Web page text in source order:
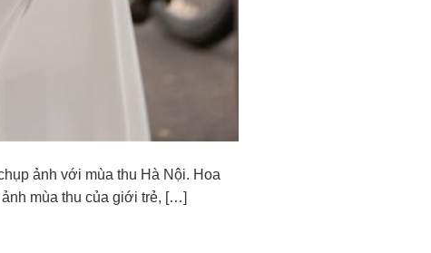
ảnh với mùa thu Hà Nội. Hoa
mùa thu của giới trẻ, […]